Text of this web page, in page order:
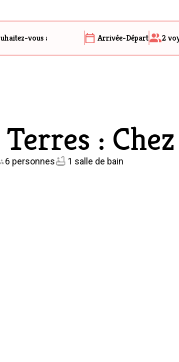
Arrivée-Départ 2
:
6 personnes 1 salle de bain